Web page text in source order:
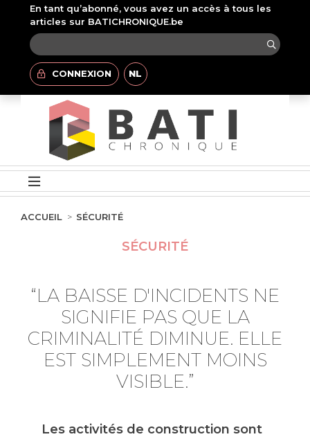
En tant qu’abonné, vous avez un accès à tous les
articles sur BATICHRONIQUE.be
CONNEXION NL
ACCUEIL SÉCURITÉ
SÉCURITÉ
“LA BAISSE D'INCIDENTS NE
SIGNIFIE PAS QUE LA
CRIMINALITÉ DIMINUE. ELLE
EST SIMPLEMENT MOINS
VISIBLE.”
Les activités de construction sont